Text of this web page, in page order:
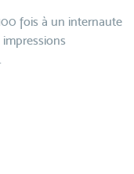
fois à un internaute